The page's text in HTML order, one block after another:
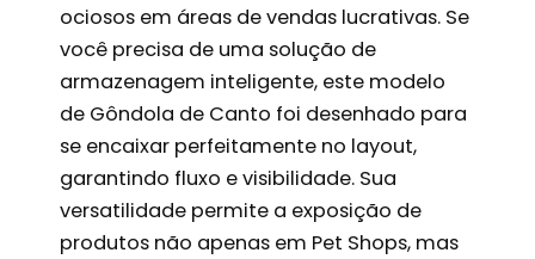
ociosos em áreas de vendas lucrativas. Se
você precisa de uma solução de
armazenagem inteligente, este modelo
de Gôndola de Canto foi desenhado para
se encaixar perfeitamente no layout,
garantindo fluxo e visibilidade. Sua
versatilidade permite a exposição de
produtos não apenas em Pet Shops, mas